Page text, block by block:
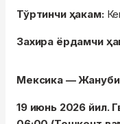
Тўртинчи ҳакам:
Захира ёрдамчи
Мексика —
19 июнь 2026 йил.